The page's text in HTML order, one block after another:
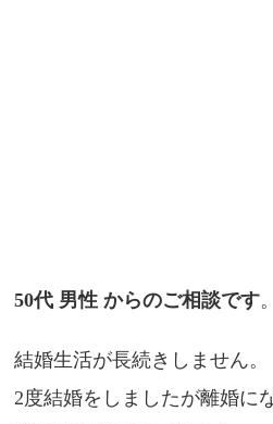
50代 男性 からのご相談です。
結婚生活が長続きしません。
2度結婚をしましたが離婚に